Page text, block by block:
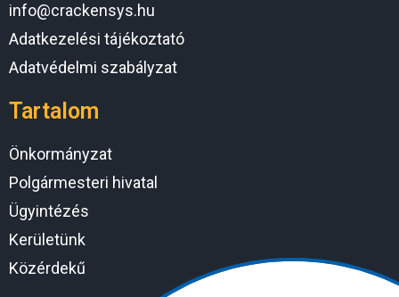
info@crackensys.hu
Adatkezelési tájékoztató
Adatvédelmi szabályzat
Tartalom
Önkormányzat
Polgármesteri hivatal
Ügyintézés
Kerületünk
Közérdekű